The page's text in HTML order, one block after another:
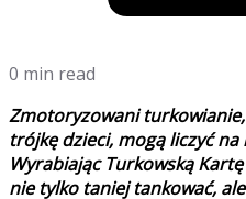
0 min read
Zmotoryzowani
trójkę dzieci, mogą liczyć
Wyrabiając Turkowską
nie tylko taniej tankować,